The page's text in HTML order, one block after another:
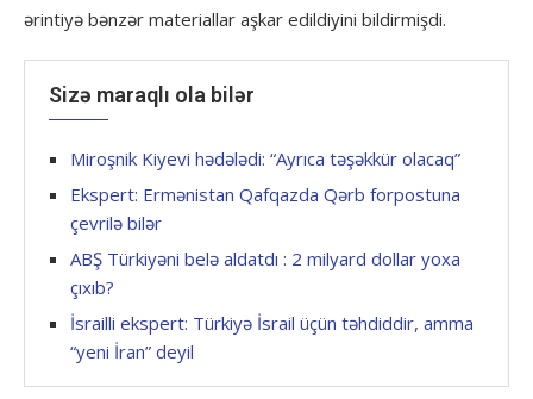
ərintiyə bənzər materiallar aşkar edildiyini bildirmişdi.
Sizə maraqlı ola bilər
Miroşnik Kiyevi hədələdi: “Ayrıca təşəkkür olacaq”
Ekspert: Ermənistan Qafqazda Qərb forpostuna
çevrilə bilər
ABŞ Türkiyəni belə aldatdı : 2 milyard dollar yoxa
çıxıb?
İsrailli ekspert: Türkiyə İsrail üçün təhdiddir, amma
“yeni İran” deyil